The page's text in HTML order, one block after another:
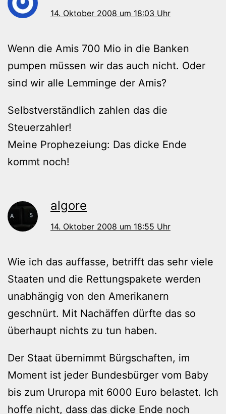
14. Oktober 2008 um 18:03 Uhr
Wenn die Amis 700 Mio in die Banken
pumpen müssen wir das auch nicht. Oder
sind wir alle Lemminge der Amis?
Selbstverständlich zahlen das die
Steuerzahler!
Meine Prophezeiung: Das dicke Ende
kommt noch!
algore
14. Oktober 2008 um 18:55 Uhr
Wie ich das auffasse, betrifft das sehr viele
Staaten und die Rettungspakete werden
unabhängig von den Amerikanern
geschnürt. Mit Nachäffen dürfte das so
überhaupt nichts zu tun haben.
Der Staat übernimmt Bürgschaften, im
Moment ist jeder Bundesbürger vom Baby
bis zum Ururopa mit 6000 Euro belastet. Ich
hoffe nicht, dass das dicke Ende noch